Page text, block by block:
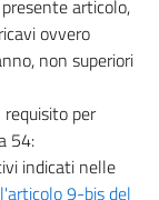
articolo,
ovvero
non superiori
per
54:
indicati nelle
9-bis del